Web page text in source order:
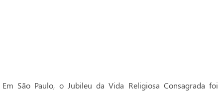
Em São Paulo, o Jubileu da Vida Religiosa Consagrada foi